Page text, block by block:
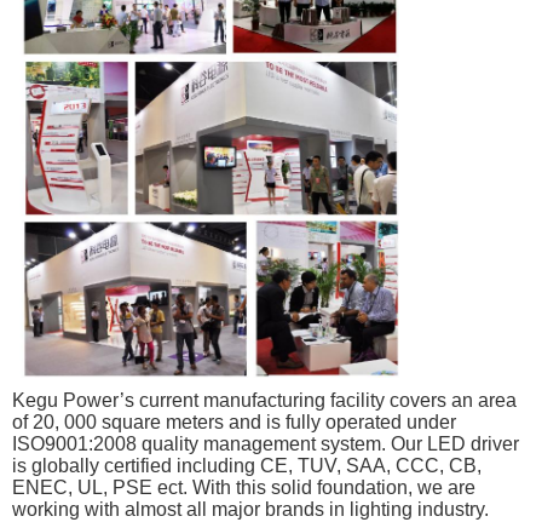
Kegu Power’s current manufacturing facility covers an area
of 20, 000 square meters and is fully operated under
ISO9001:2008 quality management system. Our LED driver
is globally certified including CE, TUV, SAA, CCC, CB,
ENEC, UL, PSE ect. With this solid foundation, we are
working with almost all major brands in lighting industry.